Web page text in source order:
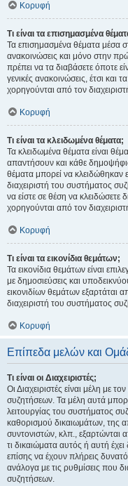
Κορυφή
Τι είναι τα επισημασμένα
Τα επισημασμένα θέματα μέσα
ανακοινώσεις και μόνο στην
πρέπει να τα διαβάσετε όποτε
γενικές ανακοινώσεις, έτσι
χορηγούνται από τον
Κορυφή
Τι είναι τα κλειδωμένα θέματα;
Τα κλειδωμένα θέματα είναι
απαντήσουν και κάθε
θέματα μπορεί να κλειδώθηκαν
διαχειριστή του συστήματος
να είστε σε θέση να
χορηγούνται από τον
Κορυφή
Τι είναι τα εικονίδια θεμάτων;
Τα εικονίδια θεμάτων είναι
με δημοσιεύσεις και
εικονιδίων θεμάτων εξαρτάται
διαχειριστή του συστήματος
Κορυφή
Επίπεδα μελών και
Τι είναι οι Διαχειριστές;
Οι Διαχειριστές είναι μέλη με
συζητήσεων. Τα μέλη αυτά
λειτουργίας του συστήματος
καθορισμού δικαιωμάτων, της
συντονιστών, κλπ., εξαρτώνται
τι δικαιώματα αυτός ή αυτή
επίσης να έχουν πλήρεις
ανάλογα με τις ρυθμίσεις που
συζητήσεων.